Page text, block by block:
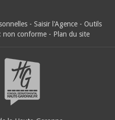
- Saisir l'Agence - Outils
non conforme - Plan du site